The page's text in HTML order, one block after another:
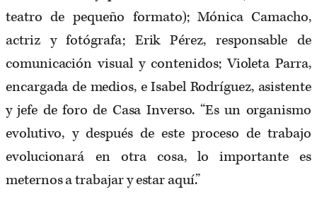
teatro de pequeño formato); Mónica Camacho,
actriz y fotógrafa; Erik Pérez, responsable de
comunicación visual y contenidos; Violeta Parra,
encargada de medios, e Isabel Rodríguez, asistente
y jefe de foro de Casa Inverso. “Es un organismo
evolutivo, y después de este proceso de trabajo
evolucionará en otra cosa, lo importante es
meternos a trabajar y estar aquí.”